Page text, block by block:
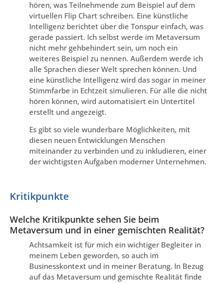
hören, was Teilnehmende zum Beispiel auf dem
virtuellen Flip Chart schreiben. Eine künstliche
Intelligenz berichtet über die Tonspur einfach, was
gerade passiert. Ich selbst werde im Metaversum
nicht mehr gehbehindert sein, um noch ein
weiteres Beispiel zu nennen. Außerdem werde ich
alle Sprachen dieser Welt sprechen können. Und
eine künstliche Intelligenz wird das sogar in meiner
Stimmfarbe in Echtzeit simulieren. Für alle die nicht
hören können, wird automatisiert ein Untertitel
erstellt und angezeigt.
Es gibt so viele wunderbare Möglichkeiten, mit
diesen neuen Entwicklungen Menschen
miteinander zu verbinden und zu inkludieren, einer
der wichtigsten Aufgaben moderner Unternehmen.
Kritikpunkte
Welche Kritikpunkte sehen Sie beim
Metaversum und in einer gemischten Realität?
Achtsamkeit ist für mich ein wichtiger Begleiter in
meinem Leben geworden, so auch im
Businesskontext und in meiner Beratung. In Bezug
auf das Metaversum und gemischte Realität finde